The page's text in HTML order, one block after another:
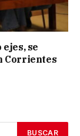
se
Corrientes